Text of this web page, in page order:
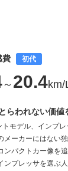
費 初代
～ 20.4km/
らわれない価値
モデル、インプ
メーカーにはない
ンパクトカー像を
ンプレッサを選ぶ